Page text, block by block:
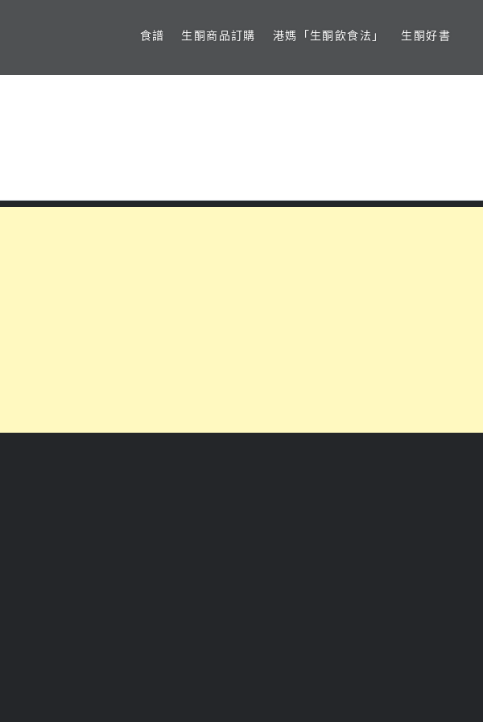
食譜 生酮商品訂購 港媽「生酮飲食法」 生酮好書